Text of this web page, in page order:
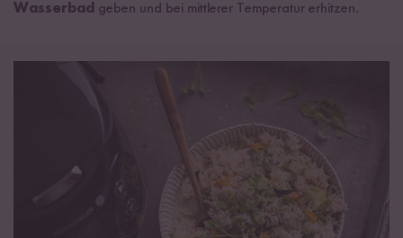
Wasserbad geben und bei mittlerer Temperatur erhitzen.